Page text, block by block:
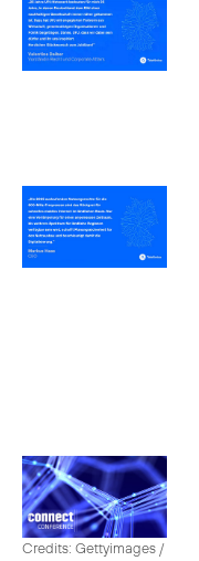
Credits: Gettyimages /